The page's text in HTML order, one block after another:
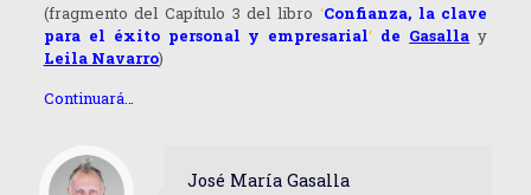
(fragmento del Capítulo 3 del libro ‘Confianza, la clave
para el éxito personal y empresarial‘ de Gasalla y
Leila Navarro)
Continuará…
José María Gasalla